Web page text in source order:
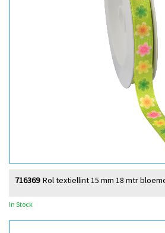
Rol textiellint 15 mm 18 mtr
716369
In Stock